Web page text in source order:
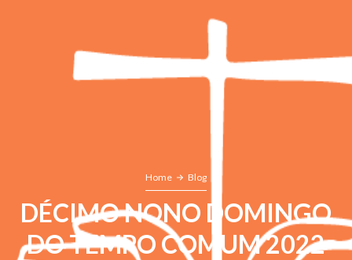
Home Blog
DÉCIMO NONO DOMINGO
DO TEMPO COMUM 2022